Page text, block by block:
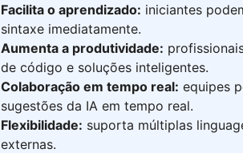
Facilita o aprendizado: iniciantes
sintaxe imediatamente.
Aumenta a produtividade:
de código e soluções inteligentes.
Colaboração em tempo real: equipes
sugestões da IA em tempo real.
Flexibilidade: suporta múltiplas
externas.